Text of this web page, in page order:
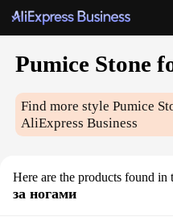
Pumice Stone
Find more stylePumice
AliExpress Business
Here are the products found in
за ногами